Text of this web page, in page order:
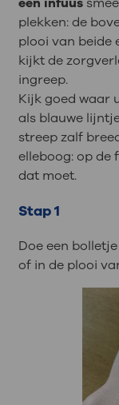
plekken: de
plooi van beide
kijkt de
ingreep.
Kijk goed waar
als blauwe
streep zalf
elleboog: op de
dat moet.
Stap 1
Doe een
of in de plooi